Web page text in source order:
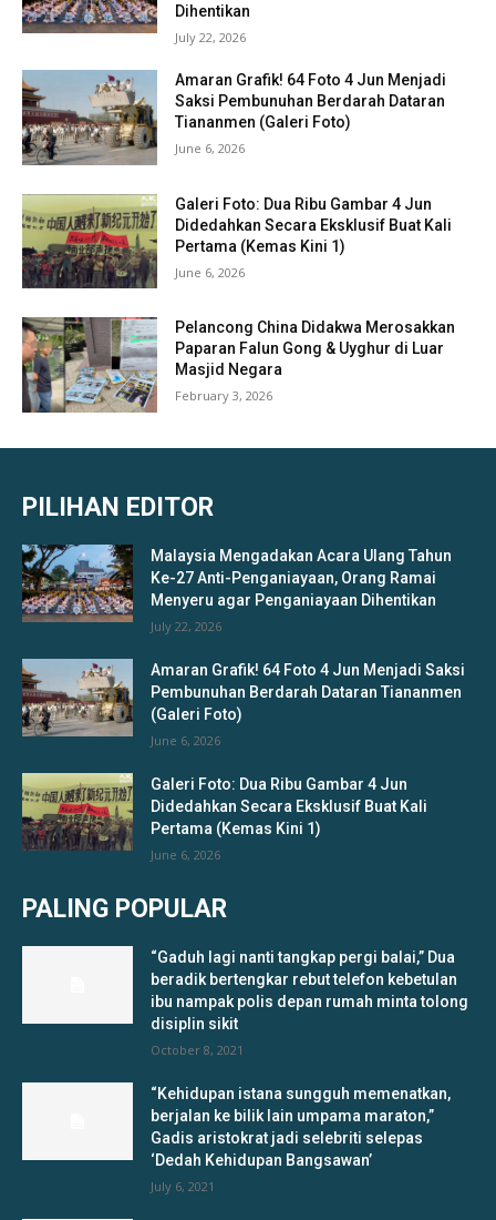
Dihentikan
July 22, 2026
Amaran Grafik! 64 Foto 4 Jun Menjadi
Saksi Pembunuhan Berdarah Dataran
Tiananmen (Galeri Foto)
June 6, 2026
Galeri Foto: Dua Ribu Gambar 4 Jun
Didedahkan Secara Eksklusif Buat Kali
Pertama (Kemas Kini 1)
June 6, 2026
Pelancong China Didakwa Merosakkan
Paparan Falun Gong & Uyghur di Luar
Masjid Negara
February 3, 2026
PILIHAN EDITOR
Malaysia Mengadakan Acara Ulang Tahun
Ke-27 Anti-Penganiayaan, Orang Ramai
Menyeru agar Penganiayaan Dihentikan
July 22, 2026
Amaran Grafik! 64 Foto 4 Jun Menjadi Saksi
Pembunuhan Berdarah Dataran Tiananmen
(Galeri Foto)
June 6, 2026
Galeri Foto: Dua Ribu Gambar 4 Jun
Didedahkan Secara Eksklusif Buat Kali
Pertama (Kemas Kini 1)
June 6, 2026
PALING POPULAR
“Gaduh lagi nanti tangkap pergi balai,” Dua
beradik bertengkar rebut telefon kebetulan
ibu nampak polis depan rumah minta tolong
disiplin sikit
October 8, 2021
“Kehidupan istana sungguh memenatkan,
berjalan ke bilik lain umpama maraton,”
Gadis aristokrat jadi selebriti selepas
‘Dedah Kehidupan Bangsawan’
July 6, 2021